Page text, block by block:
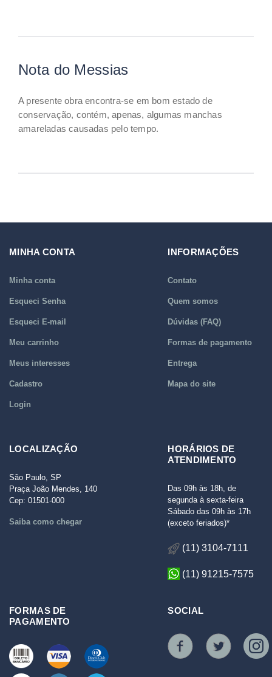
Nota do Messias
A presente obra encontra-se em bom estado de
conservação, contém, apenas, algumas manchas
amareladas causadas pelo tempo.
MINHA CONTA
Minha conta
Esqueci Senha
Esqueci E-mail
Meu carrinho
Meus interesses
Cadastro
Login
INFORMAÇÕES
Contato
Quem somos
Dúvidas (FAQ)
Formas de pagamento
Entrega
Mapa do site
LOCALIZAÇÃO
São Paulo, SP
Praça João Mendes, 140
Cep: 01501-000
Saiba como chegar
HORÁRIOS DE
ATENDIMENTO
Das 09h às 18h, de
segunda à sexta-feira
Sábado das 09h às 17h
(exceto feriados)*
(11) 3104-7111
(11) 91215-7575
FORMAS DE
PAGAMENTO
SOCIAL